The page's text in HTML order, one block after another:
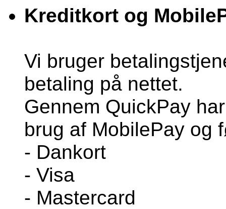
Kreditkort og
Vi bruger
betaling på nettet.
Gennem QuickPay
brug af MobilePay og
- Dankort
- Visa
- Mastercard